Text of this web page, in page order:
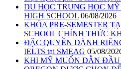
DU HỌC TRUNG HỌC
HIGH SCHOOL 06/08/2026
KHÓA PRE-SEMESTER
SCHOOL CHÍNH THỨC
ĐẶC QUYỀN DÀNH
IELTS tại SMEAG 05/08/
KHI MỸ MUỐN DẪN ĐẦU